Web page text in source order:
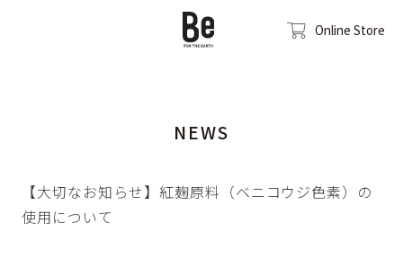
Online Store
NEWS
【大切なお知らせ】紅麹原料（ベニコウジ色素）の
使用について